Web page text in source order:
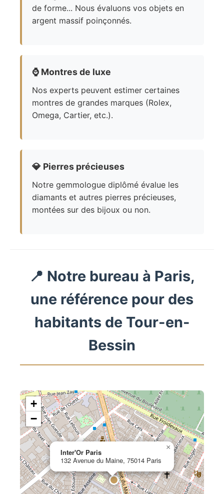
de forme... Nous évaluons vos objets en
argent massif poinçonnés.
⌚ Montres de luxe
Nos experts peuvent estimer certaines
montres de grandes marques (Rolex,
Omega, Cartier, etc.).
💎 Pierres précieuses
Notre gemmologue diplômé évalue les
diamants et autres pierres précieuses,
montées sur des bijoux ou non.
📍 Notre bureau à Paris,
une référence pour des
habitants de Tour-en-
Bessin
Inter'Or Paris
132 Avenue du Maine, 75014 Paris
×
+
−